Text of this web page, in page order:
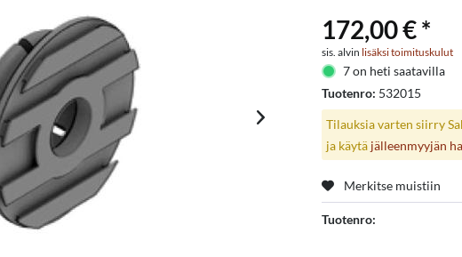
172,00 € *
sis. alvin lisäksi toimituskulut
7 on heti saatavilla
Tuotenro: 532015
Tilauksia varten siirry
ja käytä jälleenmyyjän
Merkitse muistiin
Tuotenro: